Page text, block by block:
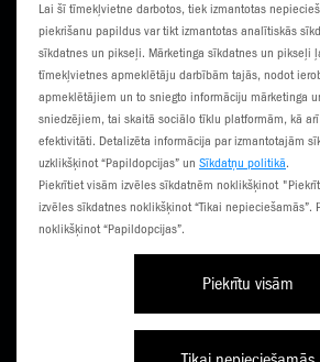
Lai šī tīmekļvietne darbotos, tiek izmantotas
piekrišanu papildus var tikt izmantotas analītiskās
sīkdatnes un pikseļi. Mārketinga sīkdatnes un pikseļi
tīmekļvietnes apmeklētāju darbībām tajās, nodot
apmeklētājiem un to sniegto informāciju mārketinga
sniedzējiem, tai skaitā sociālo tīklu platformām, kā
efektivitāti. Detalizēta informācija par izmantotajām
uzklikšķinot “Papildopcijas” un Sīkdatņu politikā.
Piekrītiet visām izvēles sīkdatnēm noklikšķinot
izvēles sīkdatnes noklikšķinot “Tikai nepieciešamās”.
noklikšķinot “Papildopcijas”.
Piekrītu visām
KLIENTU CENTRI
SŪTI SMS